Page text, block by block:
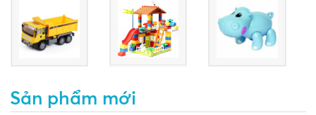
Sản phẩm mới